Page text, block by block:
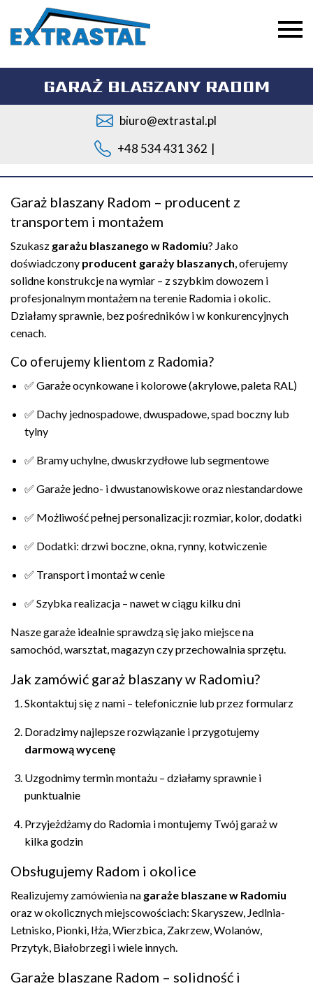
GARAŻ BLASZANY RADOM
biuro@extrastal.pl
+48 534 431 362 |
Garaż blaszany Radom – producent z
transportem i montażem
Szukasz garażu blaszanego w Radomiu? Jako
doświadczony producent garaży blaszanych, oferujemy
solidne konstrukcje na wymiar – z szybkim dowozem i
profesjonalnym montażem na terenie Radomia i okolic.
Działamy sprawnie, bez pośredników i w konkurencyjnych
cenach.
Co oferujemy klientom z Radomia?
✅ Garaże ocynkowane i kolorowe (akrylowe, paleta RAL)
✅ Dachy jednospadowe, dwuspadowe, spad boczny lub
tylny
✅ Bramy uchylne, dwuskrzydłowe lub segmentowe
✅ Garaże jedno- i dwustanowiskowe oraz niestandardowe
✅ Możliwość pełnej personalizacji: rozmiar, kolor, dodatki
✅ Dodatki: drzwi boczne, okna, rynny, kotwiczenie
✅ Transport i montaż w cenie
✅ Szybka realizacja – nawet w ciągu kilku dni
Nasze garaże idealnie sprawdzą się jako miejsce na
samochód, warsztat, magazyn czy przechowalnia sprzętu.
Jak zamówić garaż blaszany w Radomiu?
Skontaktuj się z nami – telefonicznie lub przez formularz
Doradzimy najlepsze rozwiązanie i przygotujemy
darmową wycenę
Uzgodnimy termin montażu – działamy sprawnie i
punktualnie
Przyjeżdżamy do Radomia i montujemy Twój garaż w
kilka godzin
Obsługujemy Radom i okolice
Realizujemy zamówienia na garaże blaszane w Radomiu
oraz w okolicznych miejscowościach: Skaryszew, Jedlnia-
Letnisko, Pionki, Iłża, Wierzbica, Zakrzew, Wolanów,
Przytyk, Białobrzegi i wiele innych.
Garaże blaszane Radom – solidność i